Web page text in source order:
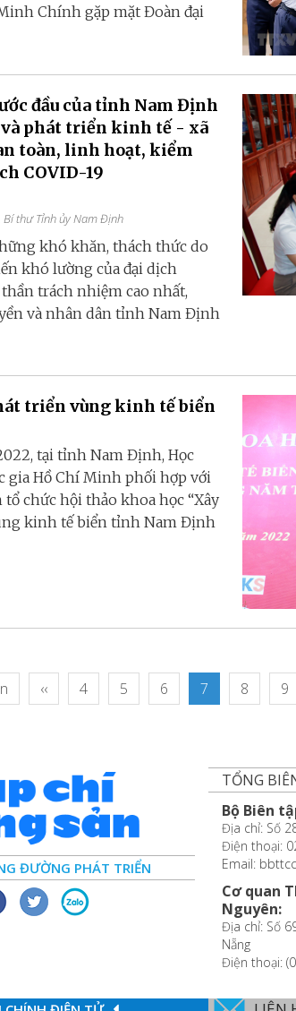
Chính gặp mặt Đoàn đại
đầu của tỉnh Nam Định
phát triển kinh tế - xã
toàn, linh hoạt, kiểm
COVID-19
thư Tỉnh ủy Nam Định
khó khăn, thách thức do
khó lường của đại dịch
trách nhiệm cao nhất,
và nhân dân tỉnh Nam Định
triển vùng kinh tế biển
tại tỉnh Nam Định, Học
gia Hồ Chí Minh phối hợp với
chức hội thảo khoa học “Xây
kinh tế biển tỉnh Nam Định
‹‹ 4 5 6 7 8 9
ĐƯỜNG PHÁT TRIỂN
TỔNG
Bộ Biên
Địa chỉ: Số
Điện thoại:
Email:
Cơ quan
Nguyên:
Địa chỉ: Số
Nẵng
Điện thoại: